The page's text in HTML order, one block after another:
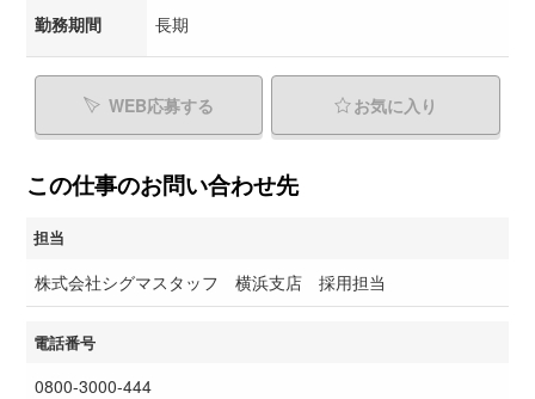
勤務期間 長期
WEB応募する お気に入り
この仕事のお問い合わせ先
担当
株式会社シグマスタッフ 横浜支店 採用担当
電話番号
0800-3000-444